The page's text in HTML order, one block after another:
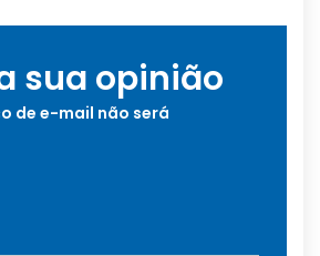
sua opinião
de e-mail não será